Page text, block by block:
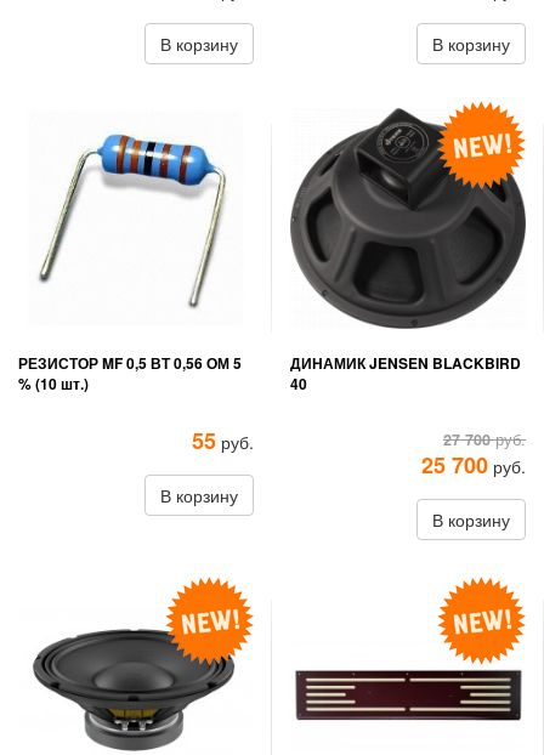
В корзину В корзину
РЕЗИСТОР MF 0,5 ВТ 0,56 ОМ 5
% (10 шт.)
55 руб.
В корзину
ДИНАМИК JENSEN BLACKBIRD
40
27 700руб.
25 700 руб.
В корзину